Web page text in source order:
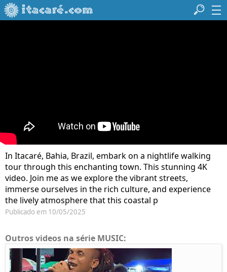
In Itacaré, Bahia, Brazil, embark on a nightlife walking
tour through this enchanting town. This stunning 4K
video. Join me as we explore the vibrant streets,
immerse ourselves in the rich culture, and experience
the lively atmosphere that this coastal p
Publicado em 10/05/2025
Outros videos na série MUSIC: